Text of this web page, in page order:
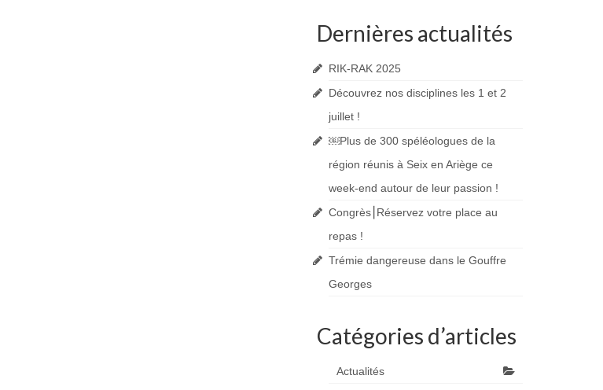
Dernières actualités
RIK-RAK 2025
Découvrez nos disciplines les 1 et 2
juillet !
￼Plus de 300 spéléologues de la
région réunis à Seix en Ariège ce
week-end autour de leur passion !
Congrès⎮Réservez votre place au
repas !
Trémie dangereuse dans le Gouffre
Georges
Catégories d’articles
Actualités